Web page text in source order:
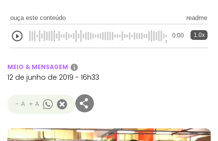
ouça este conteúdo readme
0:00 1.0x
MEIO & MENSAGEM i
12 de junho de 2019 - 16h33
- A + A